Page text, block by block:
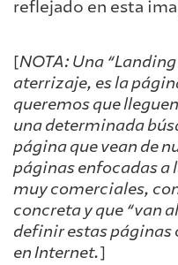
reflejado en esta
[NOTA: Una
aterrizaje, es la
queremos que
una determinada
página que vean de
páginas enfocadas a
muy comerciales,
concreta y que “van
definir estas
en Internet.]